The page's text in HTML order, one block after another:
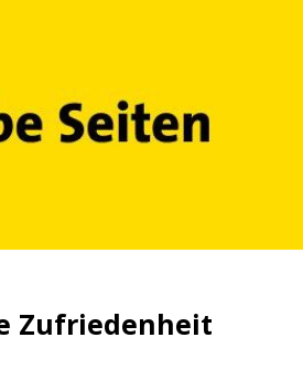
Zufriedenheit